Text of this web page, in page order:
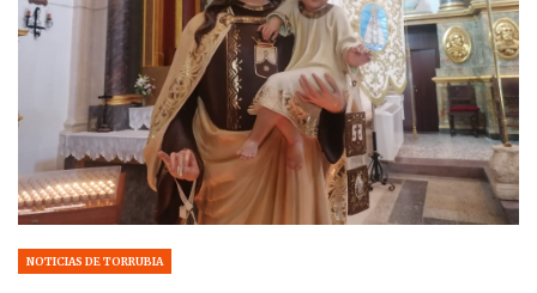
NOTICIAS DE TORRUBIA